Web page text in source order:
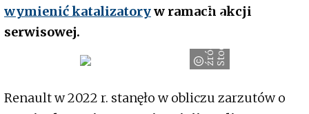
wymienić katalizatoryw ramach akcji
serwisowej.
ź
r
ó
d
ł
o
:
A
d
o
b
e
S
t
o
c
k
_
t
o
a
5
55
Renault w 2022 r. stanęło w obliczu zarzutów o